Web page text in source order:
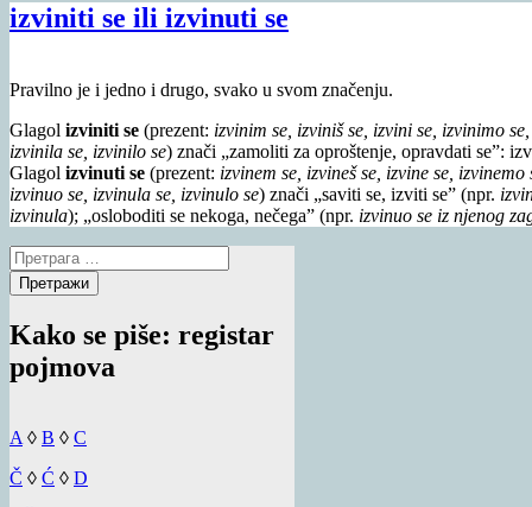
izviniti se ili izvinuti se
Pravilno je i jedno i drugo, svako u svom značenju.
Glagol izviniti se (prezent: izvinim se, izviniš se, izvini se, izvinimo
izvinila se, izvinilo se) znači „zamoliti za oproštenje, opravdati se”:
Glagol izvinuti se (prezent: izvinem se, izvineš se, izvine se, izvinemo
izvinuo se, izvinula se, izvinulo se) znači „saviti se, izviti se” (npr.
izvinula); „osloboditi se nekoga, nečega” (npr. izvinuo se iz njenog
Претрага
за:
Kako se piše: registar
pojmova
A◊ B ◊ C
Č ◊ Ć ◊ D